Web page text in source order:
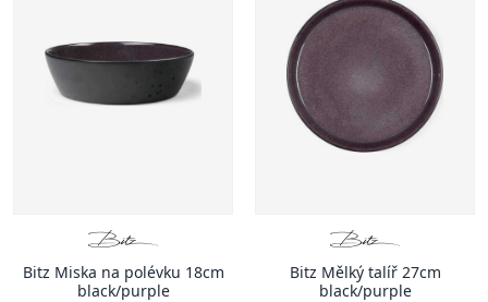
Bitz Miska na polévku 18cm
black/purple
Bitz Mělký talíř 27cm
black/purple